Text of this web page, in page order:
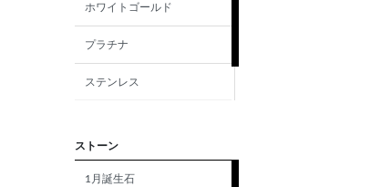
ホワイトゴールド
プラチナ
ステンレス
ストーン
1月誕生石